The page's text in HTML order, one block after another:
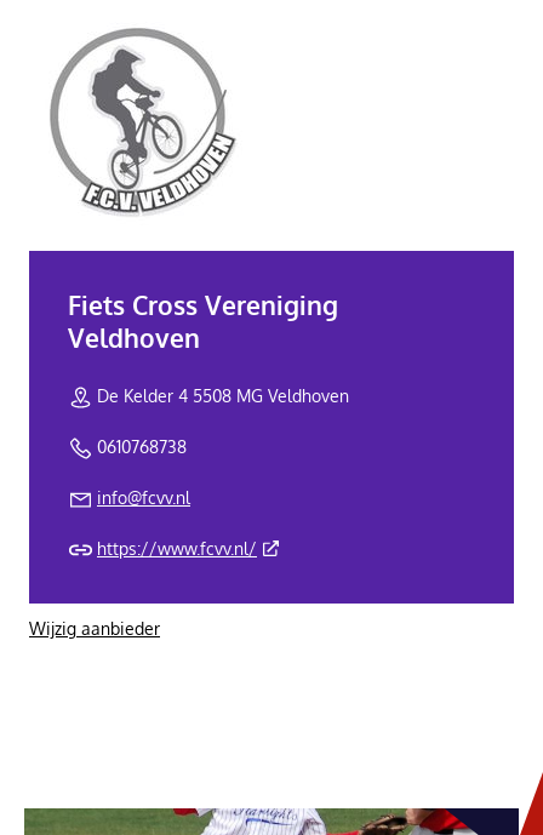
Fiets Cross Vereniging
Veldhoven
De Kelder 4 5508 MG Veldhoven
0610768738
info@fcvv.nl
https://www.fcvv.nl/ (Deze link gaat naar een externe
Wijzig aanbieder